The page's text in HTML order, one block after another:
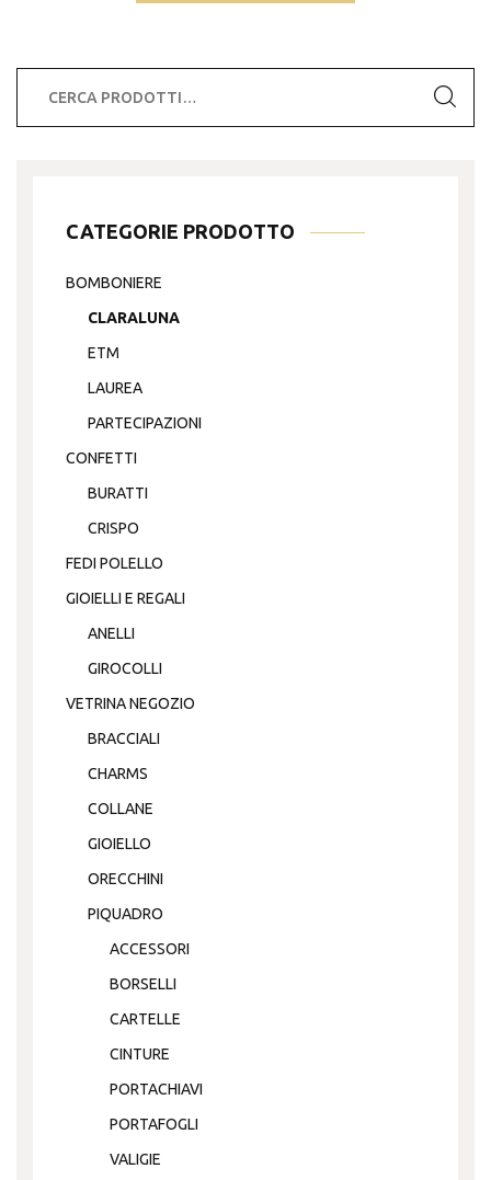
Le
possono
pagina
CATEGORIE PRODOTTO
BOMBONIERE
CLARALUNA
ETM
LAUREA
PARTECIPAZIONI
CONFETTI
BURATTI
CRISPO
FEDI POLELLO
GIOIELLI E REGALI
ANELLI
GIROCOLLI
VETRINA NEGOZIO
BRACCIALI
CHARMS
COLLANE
GIOIELLO
ORECCHINI
PIQUADRO
ACCESSORI
BORSELLI
CARTELLE
CINTURE
PORTACHIAVI
PORTAFOGLI
VALIGIE